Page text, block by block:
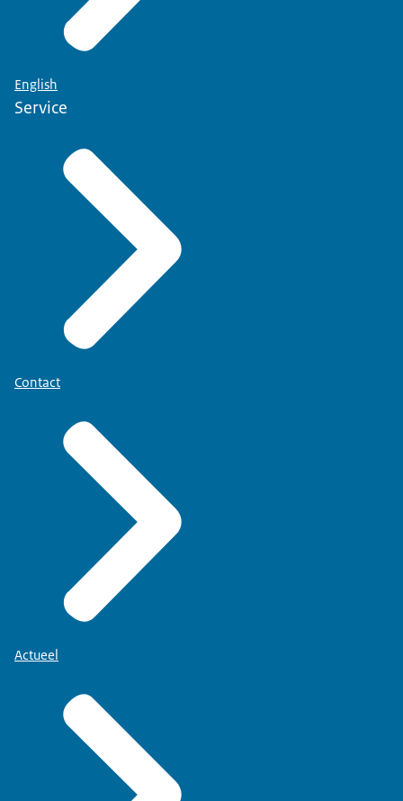
English
Service
Contact
Actueel